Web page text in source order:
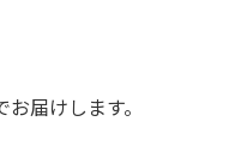
届けします。